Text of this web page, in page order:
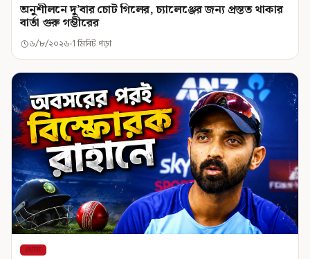
অনুশীলনে দু’বার চোট গিলের, চ্যালেঞ্জের জন্য প্রস্তত থাকার
বার্তা গুরু গম্ভীরের
৬/৮/২০২৬ 1 মিনিট পড়া
খেলা